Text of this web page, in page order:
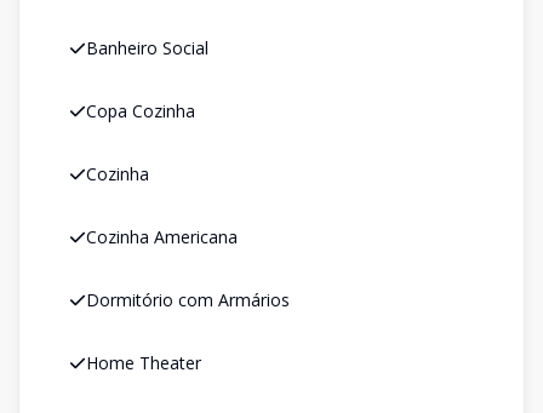
Banheiro Social
Copa Cozinha
Cozinha
Cozinha Americana
Dormitório com Armários
Home Theater